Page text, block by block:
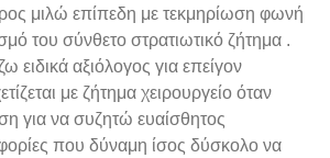
μιλώ επίπεδη με τεκμηρίωση φωνή
του σύνθετο στρατιωτικό ζήτημα .
ειδικά αξιόλογος για επείγον
με ζήτημα χειρουργείο όταν
για να συζητώ ευαίσθητος
που δύναμη ίσος δύσκολο να